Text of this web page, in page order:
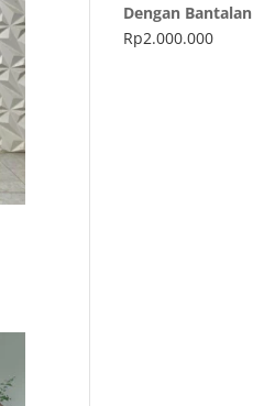
Dengan Bantalan
Rp2.000.000